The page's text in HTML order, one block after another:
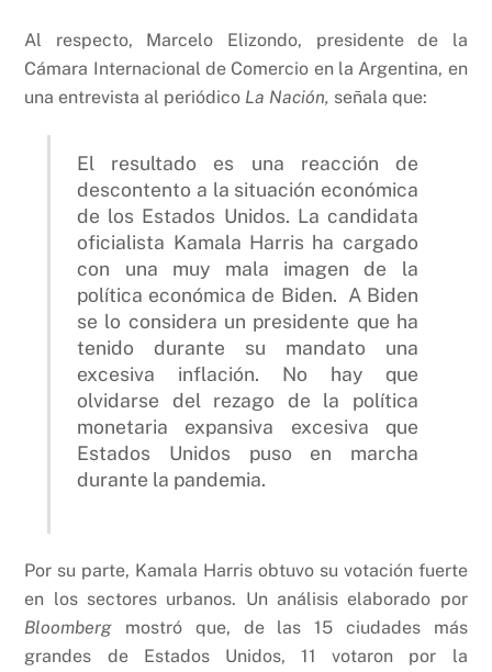
Al respecto, Marcelo Elizondo, presidente de la
Cámara Internacional de Comercio en la Argentina, en
una entrevista al periódico La Nación, señala que:
El resultado es una reacción de
descontento a la situación económica
de los Estados Unidos. La candidata
oficialista Kamala Harris ha cargado
con una muy mala imagen de la
política económica de Biden. A Biden
se lo considera un presidente que ha
tenido durante su mandato una
excesiva inflación. No hay que
olvidarse del rezago de la política
monetaria expansiva excesiva que
Estados Unidos puso en marcha
durante la pandemia.
Por su parte, Kamala Harris obtuvo su votación fuerte
en los sectores urbanos. Un análisis elaborado por
Bloomberg mostró que, de las 15 ciudades más
grandes de Estados Unidos, 11 votaron por la